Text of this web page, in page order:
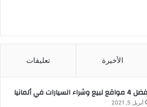
الأخيرة تعليقات
لبيع وشراء السيارات في ألمانيا
أبريل 5, 2021